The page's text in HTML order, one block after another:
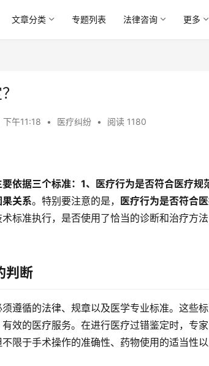
文章分类 专题列表 法律咨询 更多
午11:18 • 医疗纠纷 • 阅读 1180
要依据三个标准：1、医疗行为是否符合医疗
关系。特别要注意的是， 医疗行为是否符合
标准执行，是否使用了恰当的诊断和治疗方
判断
遵循的法律、规章以及医学专业标准。这些
效的医疗服务。在进行医疗过错鉴定时，专
限于手术操作的准确性、药物使用的适当性以